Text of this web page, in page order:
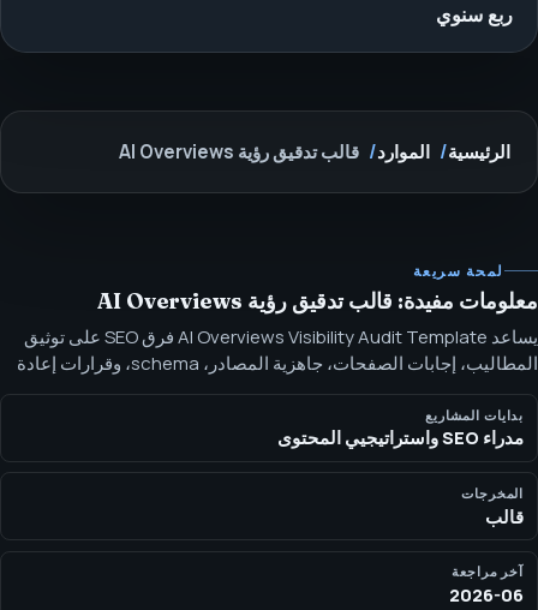
ربع سنوي
الرئيسية الموارد قالب تدقيق رؤية AI Overviews
لمحة سريعة
معلومات مفيدة: قالب تدقيق رؤية AI Overviews
يساعد AI Overviews Visibility Audit Template فرق SEO على توثيق
المطاليب، إجابات الصفحات، جاهزية المصادر، schema، وقرارات إعادة
الكتابة لملخصات على طراز Google. اطلب AI Overviews Visibility
schema، والمحتوى الموجه بالإجابة.
بدايات المشاريع
مدراء SEO واستراتيجيي المحتوى
المخرجات
قالب
آخر مراجعة
2026-06